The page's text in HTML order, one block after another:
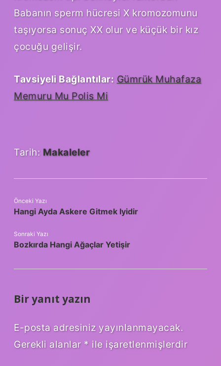
Babanın sperm hücresi X kromozomunu
taşıyorsa sonuç XX olur ve küçük bir kız
çocuğu gelişir.
Tavsiyeli Bağlantılar: Gümrük Muhafaza
Memuru Mu Polis Mi
Tarih: Makaleler
Önceki Yazı
Hangi Ayda Askere Gitmek Iyidir
Sonraki Yazı
Bozkırda Hangi Ağaçlar Yetişir
Bir yanıt yazın
E-posta adresiniz yayınlanmayacak.
Gerekli alanlar * ile işaretlenmişlerdir